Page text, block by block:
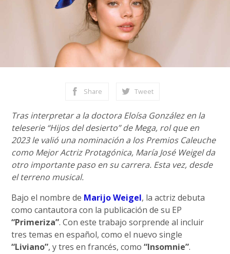
Share Tweet
Tras interpretar a la doctora Eloísa González en la
teleserie “Hijos del desierto” de Mega, rol que en
2023 le valió una nominación a los Premios Caleuche
como Mejor Actriz Protagónica, María José Weigel da
otro importante paso en su carrera. Esta vez, desde
el terreno musical.
Bajo el nombre de Marijo Weigel, la actriz debuta
como cantautora con la publicación de su EP
“Primeriza”. Con este trabajo sorprende al incluir
tres temas en español, como el nuevo single
“Liviano”, y tres en francés, como“Insomnie”.